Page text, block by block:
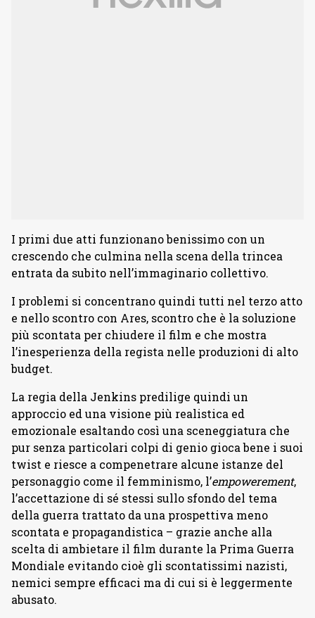
I primi due atti funzionano benissimo con un
crescendo che culmina nella scena della trincea
entrata da subito nell’immaginario collettivo.
I problemi si concentrano quindi tutti nel terzo atto
e nello scontro con Ares, scontro che è la soluzione
più scontata per chiudere il film e che mostra
l’inesperienza della regista nelle produzioni di alto
budget.
La regia della Jenkins predilige quindi un
approccio ed una visione più realistica ed
emozionale esaltando così una sceneggiatura che
pur senza particolari colpi di genio gioca bene i suoi
twist e riesce a compenetrare alcune istanze del
personaggio come il femminismo, l’empowerement,
l’accettazione di sé stessi sullo sfondo del tema
della guerra trattato da una prospettiva meno
scontata e propagandistica – grazie anche alla
scelta di ambietare il film durante la Prima Guerra
Mondiale evitando cioè gli scontatissimi nazisti,
nemici sempre efficaci ma di cui si è leggermente
abusato.